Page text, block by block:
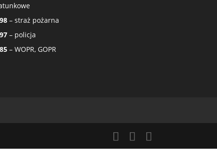
– straż pożarna
– policja
– WOPR, GOPR